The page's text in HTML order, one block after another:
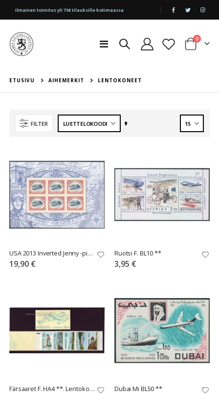
|
Ilmainen toimitus yli 75€ tilauksille kotimaassa
Toggle
Cart
0tuotetta
ETUSIVU AIHEMERKIT LENTOKONEET
FILTER
Aseta
USA 2013 Inverted Jenny -pienoisarkki **
19,90 €
Ruotsi F. BL10 **
3,95 €
Färsaaret F. HA4 **. Lentokoneita 9€ Dubai Mi BL50 **